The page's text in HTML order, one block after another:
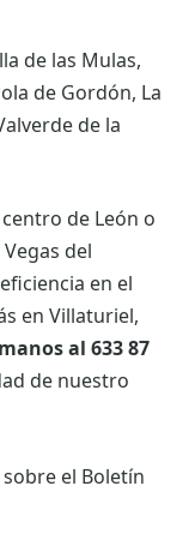
de las Mulas,
de Gordón, La
de la
de León o
del
en el
en Villaturiel,
al 633 87
de nuestro
sobre el Boletín